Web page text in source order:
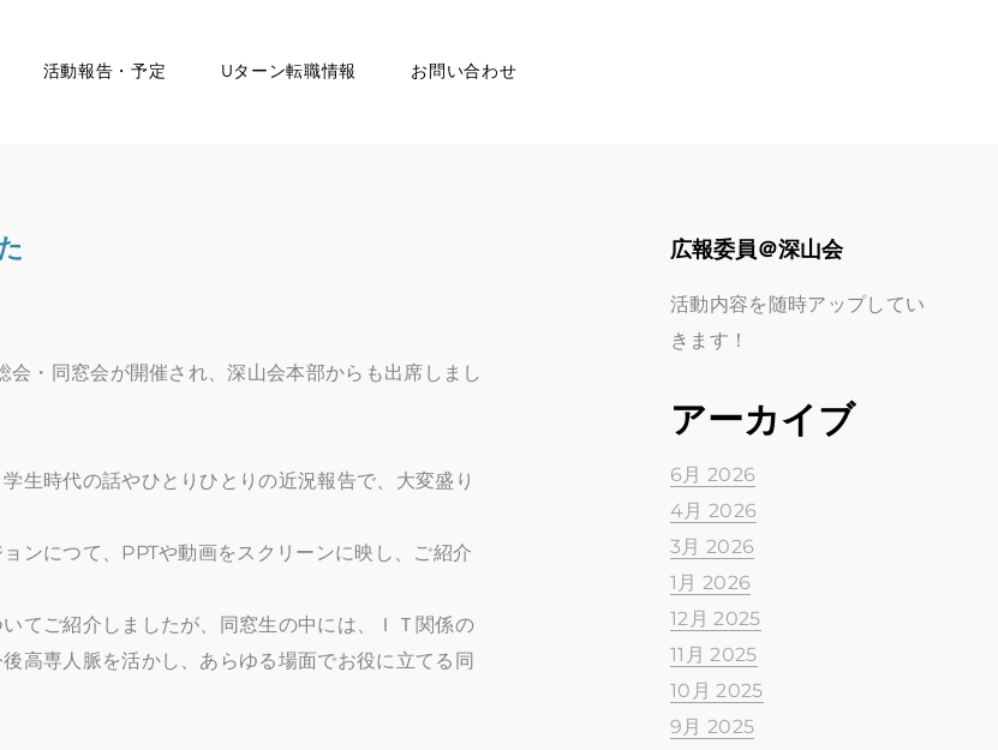
活動報告・予定 Uターン転職情報 お問い合わせ
・同窓会が開催され、深山会本部からも出席しまし
生時代の話やひとりひとりの近況報告で、大変盛り
ンにつて、PPTや動画をスクリーンに映し、ご紹介
てご紹介しましたが、同窓生の中には、ＩＴ関係の
高専人脈を活かし、あらゆる場面でお役に立てる同
広報委員＠深山会
活動内容を随時アップしてい
きます！
アーカイブ
6月 2026
4月 2026
3月 2026
1月 2026
12月 2025
11月 2025
10月 2025
9月 2025